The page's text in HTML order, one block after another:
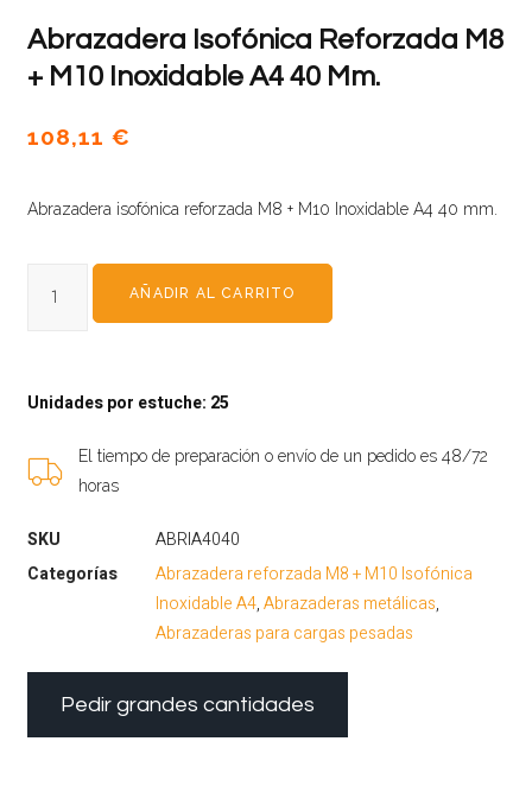
Abrazadera Isofónica Reforzada M8
+ M10 Inoxidable A4 40 Mm.
108,11€
Abrazadera isofónica reforzada M8 + M10 Inoxidable A4 40 mm.
AÑADIR AL CARRITO
Unidades por estuche: 25
El tiempo de preparación o envío de un pedido es 48/72
horas
SKU
ABRIA4040
Categorías
Abrazadera reforzada M8 + M10 Isofónica
Inoxidable A4,Abrazaderas metálicas,
Abrazaderas para cargas pesadas
Pedir grandes cantidades